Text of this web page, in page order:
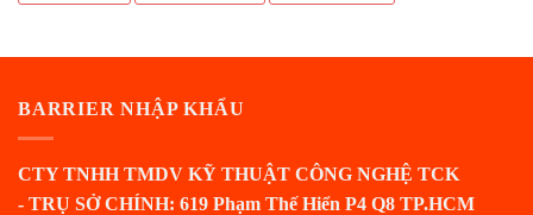
BARRIER NHẬP KHẨU
CTY TNHH TMDV KỸ THUẬT CÔNG NGHỆ TCK
- TRỤ SỞ CHÍNH: 619 Phạm Thế Hiển P4 Q8 TP.HCM